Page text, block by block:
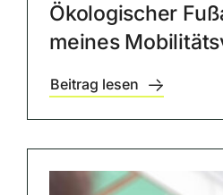
Ökologischer
meines
Beitrag lesen